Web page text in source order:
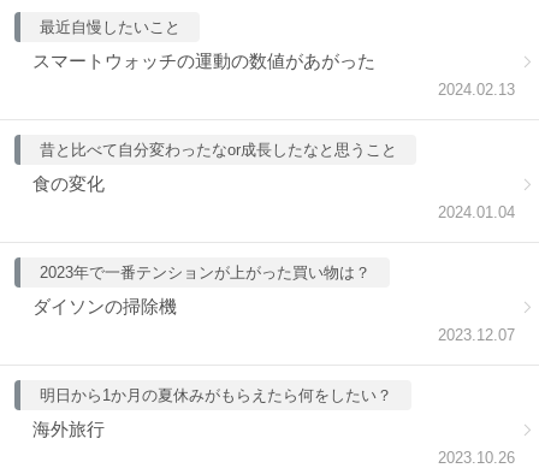
最近自慢したいこと
2024.02.13
スマートウォッチの運動の数値があがった
昔と比べて自分変わったなor成長したなと思うこと
2024.01.04
食の変化
2023年で一番テンションが上がった買い物は？
2023.12.07
ダイソンの掃除機
明日から1か月の夏休みがもらえたら何をしたい？
2023.10.26
海外旅行